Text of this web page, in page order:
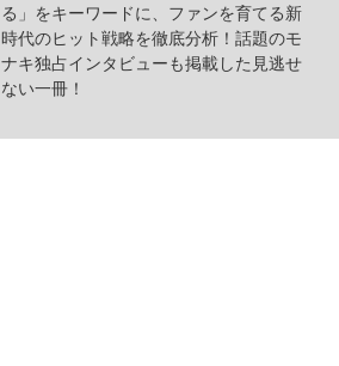
る」をキーワードに、ファンを育てる新
時代のヒット戦略を徹底分析！話題のモ
ナキ独占インタビューも掲載した見逃せ
ない一冊！